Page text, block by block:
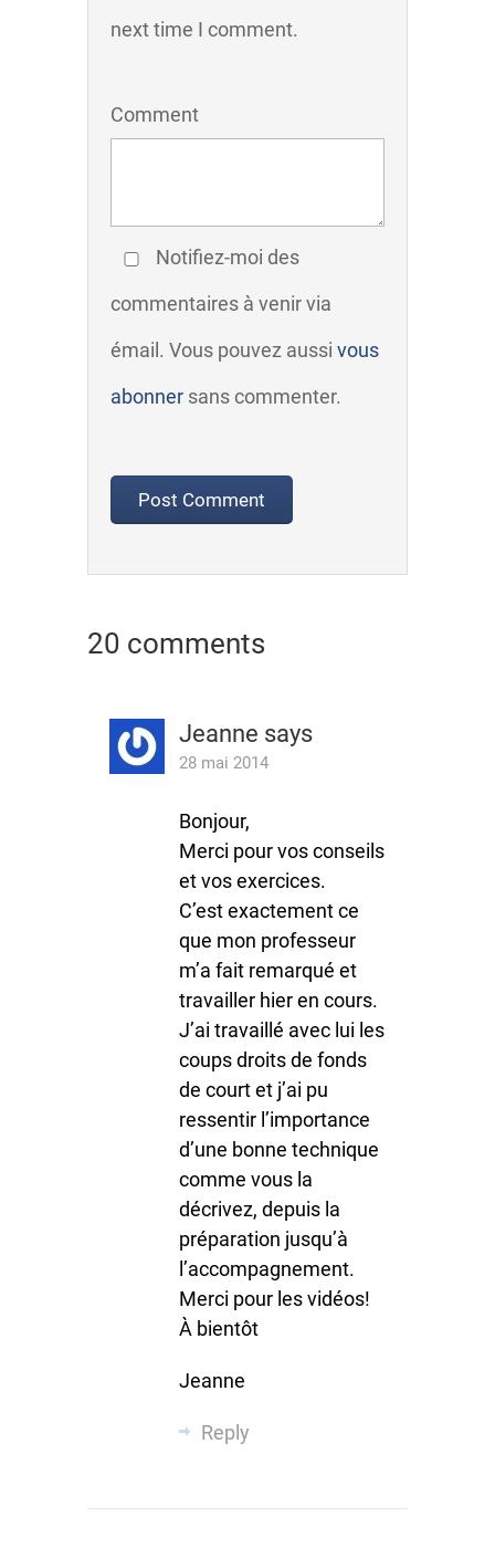
next time I comment.
Comment
Notifiez-moi des
commentaires à venir via
émail. Vous pouvez aussi vous
abonner sans commenter.
20 comments
Jeanne says
28 mai 2014
Bonjour,
Merci pour vos conseils
et vos exercices.
C’est exactement ce
que mon professeur
m’a fait remarqué et
travailler hier en cours.
J’ai travaillé avec lui les
coups droits de fonds
de court et j’ai pu
ressentir l’importance
d’une bonne technique
comme vous la
décrivez, depuis la
préparation jusqu’à
l’accompagnement.
Merci pour les vidéos!
À bientôt
Jeanne
Reply